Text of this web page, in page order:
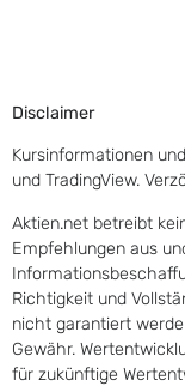
Disclaimer
Kursinformationen
und TradingView.
Aktien.net betreibt
Empfehlungen aus
Richtigkeit und
nicht garantiert
Gewähr.
für zukünftige